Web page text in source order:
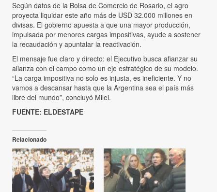
Según datos de la Bolsa de Comercio de Rosario, el agro
proyecta liquidar este año más de USD 32.000 millones en
divisas. El gobierno apuesta a que una mayor producción,
impulsada por menores cargas impositivas, ayude a sostener
la recaudación y apuntalar la reactivación.
El mensaje fue claro y directo: el Ejecutivo busca afianzar su
alianza con el campo como un eje estratégico de su modelo.
“La carga impositiva no solo es injusta, es ineficiente. Y no
vamos a descansar hasta que la Argentina sea el país más
libre del mundo”, concluyó Milei.
FUENTE: ELDESTAPE
Relacionado